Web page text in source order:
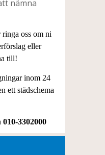
nämna
oss om ni
eller
till!
inom 24
ett städschema
010-3302000